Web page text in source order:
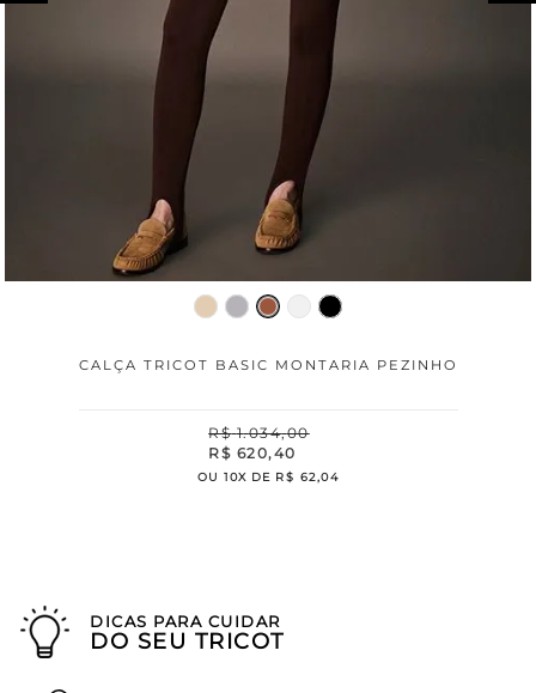
CALÇA TRICOT BASIC MONTARIA PEZINHO
R$ 1.034,00
R$ 620,40
OU 10X DE R$ 62 ,04
DICAS PARA CUIDAR
DO SEU TRICOT